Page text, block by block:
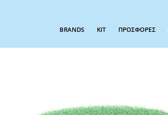
BRANDS KIT ΠΡΟΣΦΟΡΕΣ